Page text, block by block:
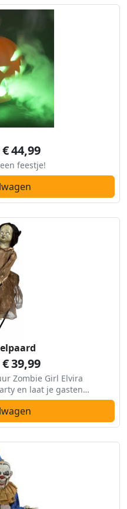
€44,99
feestje!
€39,99
Zombie Girl Elvira
en laat je gasten